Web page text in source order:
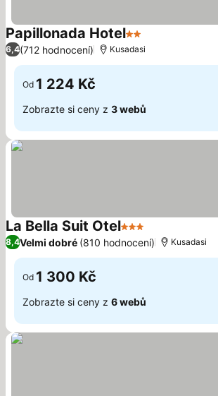
Papillonada Hotel2 Počet hvězdiček
6,4(712 hodnocení) Kusadasi
Od 1 224 Kč
Zobrazte si ceny z 3 webů
La Bella Suit Otel3 Počet hvězdiček
8,4Velmi dobré (810 hodnocení) Kusadasi
Od 1 300 Kč
Zobrazte si ceny z 6 webů